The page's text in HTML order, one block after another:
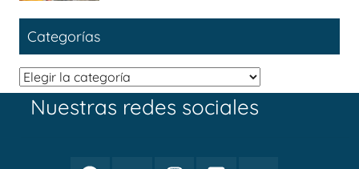
Categorías
Categorías
Nuestras redes sociales